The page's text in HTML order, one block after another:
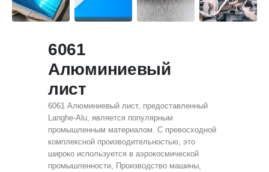
6061
Алюминиевый
лист
6061 Алюминиевый лист, предоставленный
Langhe-Alu, является популярным
промышленным материалом. С превосходной
комплексной производительностью, это
широко используется в аэрокосмической
промышленности, Производство машины,